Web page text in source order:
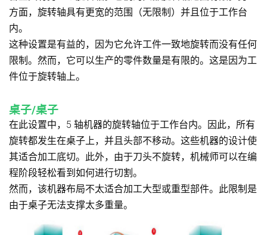
方面，旋转轴具有更宽的范围（无限制）并且位于工作台
内。
这种设置是有益的，因为它允许工件一致地旋转而没有任何
限制。然而，它可以生产的零件数量是有限的。这是因为工
件位于旋转轴上。
桌子/桌子
在此设置中，5 轴机器的旋转轴位于工作台内。因此，所有
旋转都发生在桌子上，并且头部不移动。这些机器的设计使
其适合加工底切。此外，由于刀头不旋转，机械师可以在编
程阶段轻松看到如何进行切割。
然而，该机器布局不太适合加工大型或重型部件。此限制是
由于桌子无法支撑太多重量。